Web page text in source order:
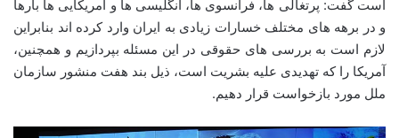
است گفت: پرتغالی ها، فرانسوی ها، انگلیسی ها و آمریکایی ها بارها
و در برهه های مختلف خسارات زیادی به ایران وارد کرده اند بنابراین
لازم است به بررسی های حقوقی در این مسئله بپردازیم و همچنین،
آمریکا را که تهدیدی علیه بشریت است، ذیل بند هفت منشور سازمان
ملل مورد بازخواست قرار دهیم.